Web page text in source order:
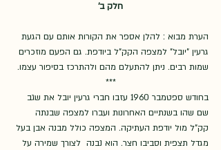
חלק ב'
הערת מבוא : להלן אספר את הקורות אותם עם הגעת
גרעין "יובל" למצפה הקק"ל ביודפת. גם הפעם מוזכרים
שמות רבים. ניתן להתעלם מהם ולהתרכז בסיפור עצמו.
***
בחודש ספטמבר 1960 עזבו חברי גרעין יובל את שגב
שם שהו בשנתיים האחרונות ועברו למצפה שבנתה
קק"ל מול יודפת העתיקה. המצפה כולל מבנה אבן בעל
מגדל תצפית וסביבו חצר. הוא נבנה  לצורך שמירה על